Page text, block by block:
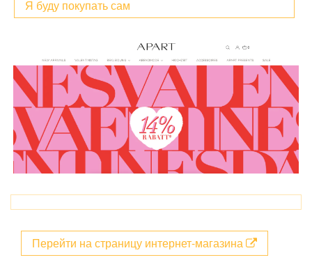
Я буду покупать сам
Перейти на страницу интернет-магазина